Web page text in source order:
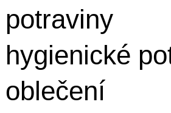
potraviny
hygienické
oblečení